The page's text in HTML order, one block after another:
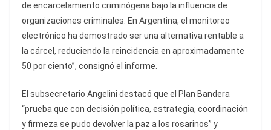
de encarcelamiento criminógena bajo la influencia de
organizaciones criminales. En Argentina, el monitoreo
electrónico ha demostrado ser una alternativa rentable a
la cárcel, reduciendo la reincidencia en aproximadamente
50 por ciento”, consignó el informe.
El subsecretario Angelini destacó que el Plan Bandera
“prueba que con decisión política, estrategia, coordinación
y firmeza se pudo devolver la paz a los rosarinos” y